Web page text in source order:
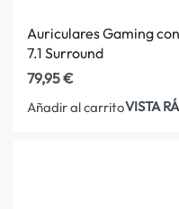
Auriculares Gaming
7.1 Surround
79,95€
Añadir al carritoVISTA